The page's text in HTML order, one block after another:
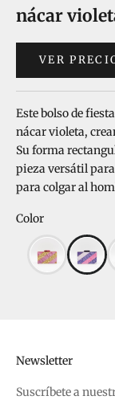
nácar
VER
Este bolso de
nácar violeta,
Su forma
pieza versátil
para colgar al
Color
Newsletter
Suscríbete a